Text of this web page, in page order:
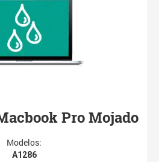
Pro Mojado
Modelos:
A1286